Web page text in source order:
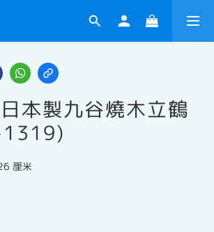
日本製九谷燒木立鶴
厘米